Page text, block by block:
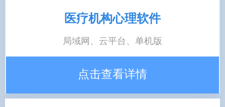
医疗机构心理软件
局域网、云平台、单机版
点击查看详情